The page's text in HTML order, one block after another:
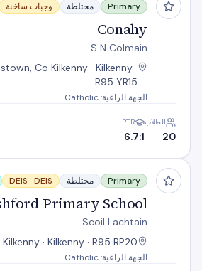
Primary مختلطة وجبات ساخنة
Conahy
S N Colmain
Co Kilkenny · Kilkenny ·
R95 YR15
الجهة الراعية: Catholic
الطلاب
20
PTR
6.7:1
Freshford Primary School
Primary مختلطة DEIS · DEIS
Primary School
Scoil Lachtain
· Kilkenny · R95 RP20
الجهة الراعية: Catholic